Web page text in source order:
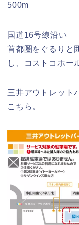
500m
国道16号線沿い
首都圏をぐるりと
し、コストコホー
三井アウトレット
こちら。